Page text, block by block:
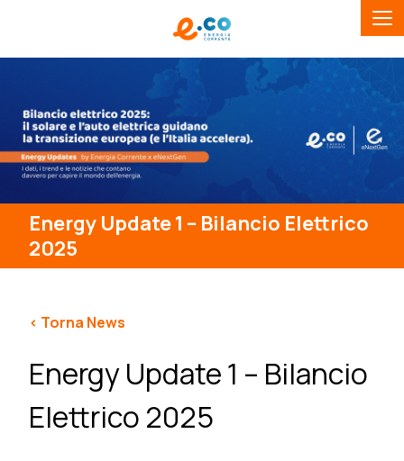
Energy Update 1 – Bilancio Elettrico
2025
< Torna News
Energy Update 1 – Bilancio
Elettrico 2025